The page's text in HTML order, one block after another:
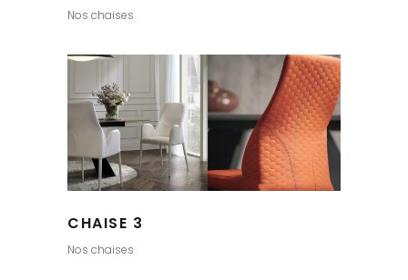
Nos chaises
CHAISE 3
Nos chaises